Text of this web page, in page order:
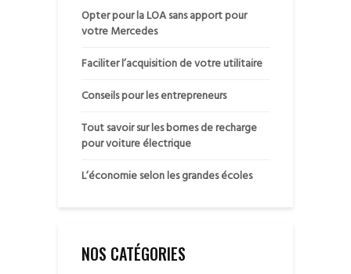
Opter pour la LOA sans apport pour
votre Mercedes
Faciliter l’acquisition de votre utilitaire
Conseils pour les entrepreneurs
Tout savoir sur les bornes de recharge
pour voiture électrique
L’économie selon les grandes écoles
NOS CATÉGORIES